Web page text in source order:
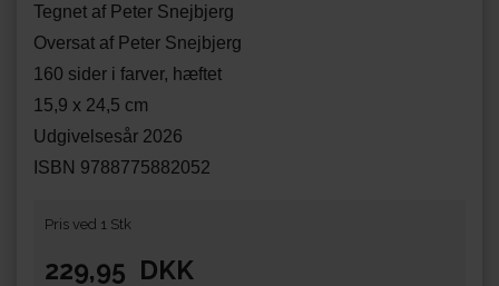
Tegnet af Peter Snejbjerg
Oversat af Peter Snejbjerg
160 sider i farver, hæftet
15,9 x 24,5 cm
Udgivelsesår 2026
ISBN 9788775882052
Pris ved 1 Stk
229,95 DKK